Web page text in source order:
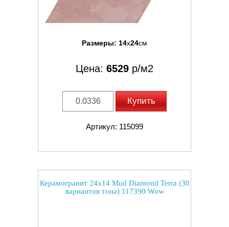
Размеры: 14x24см
Цена: 6529 р/м2
Купить
Артикул: 115099
Керамогранит 24x14 Mud Diamond Terra (30
вариантов тона) 117390 Wow